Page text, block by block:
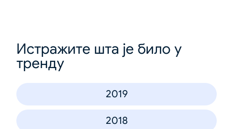
Истражите шта је било у
тренду
2019
2018